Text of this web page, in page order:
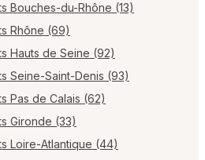
Bouches-du-Rhône (13)
Rhône (69)
Hauts de Seine (92)
Seine-Saint-Denis (93)
Pas de Calais (62)
Gironde (33)
Loire-Atlantique (44)